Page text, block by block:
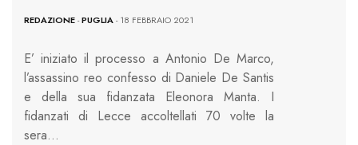
REDAZIONE-PUGLIA- 18 FEBBRAIO 2021
E’ iniziato il processo a Antonio De Marco,
l’assassino reo confesso di Daniele De Santis
e della sua fidanzata Eleonora Manta. I
fidanzati di Lecce accoltellati 70 volte la
sera…